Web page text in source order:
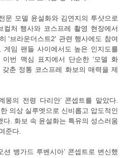
문 모델 윤설화와 김연지의 투샷으로
컬처 행사와 코스프레 촬영 현장에서
'브라운더스트2' 관련 행사에도 참여
게임 팬들 사이에서도 높은 인지도를
번 맥심 표지에서 단순한 ‘모델 화
갖춘 정통 코스프레 화보의 매력을 제
몽의 전령 다리안’ 콘셉트를 맡았다.
의상 실루엣으로 신비롭고 압도적인
다. 화보 속 윤설화는 특유의 성스러움
준다.
션 뱅가드 루벤시아’ 콘셉트로 변신했